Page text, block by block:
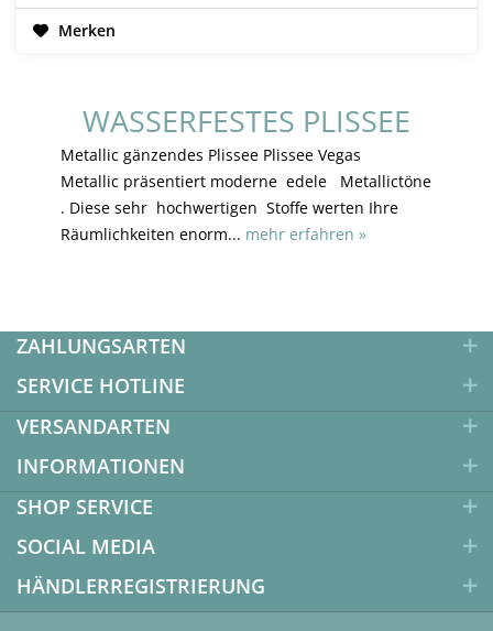
Merken
WASSERFESTES PLISSEE
Metallic gänzendes Plissee Plissee Vegas
Metallic präsentiert moderne edele Metallictöne
. Diese sehr hochwertigen Stoffe werten Ihre
Räumlichkeiten enorm... mehr erfahren »
ZAHLUNGSARTEN
SERVICE HOTLINE
VERSANDARTEN
INFORMATIONEN
SHOP SERVICE
SOCIAL MEDIA
HÄNDLERREGISTRIERUNG